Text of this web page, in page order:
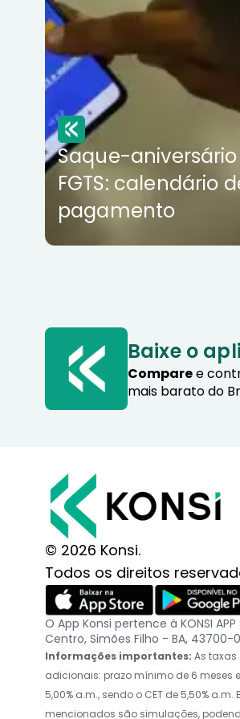
Saque-aniversário
FGTS: calendário
pagamento
Baixe o
Comparee
mais barato do
© 2026 Konsi.
Todos os direitos
O App Konsi pertence à KONSI
Centro, Simões Filho - BA, 43700-
Informações importantes: As
adicionais: prazo mínimo de 6 meses
5,00% a.m., sendo o CET de 5,50%
mencionados são simulações,